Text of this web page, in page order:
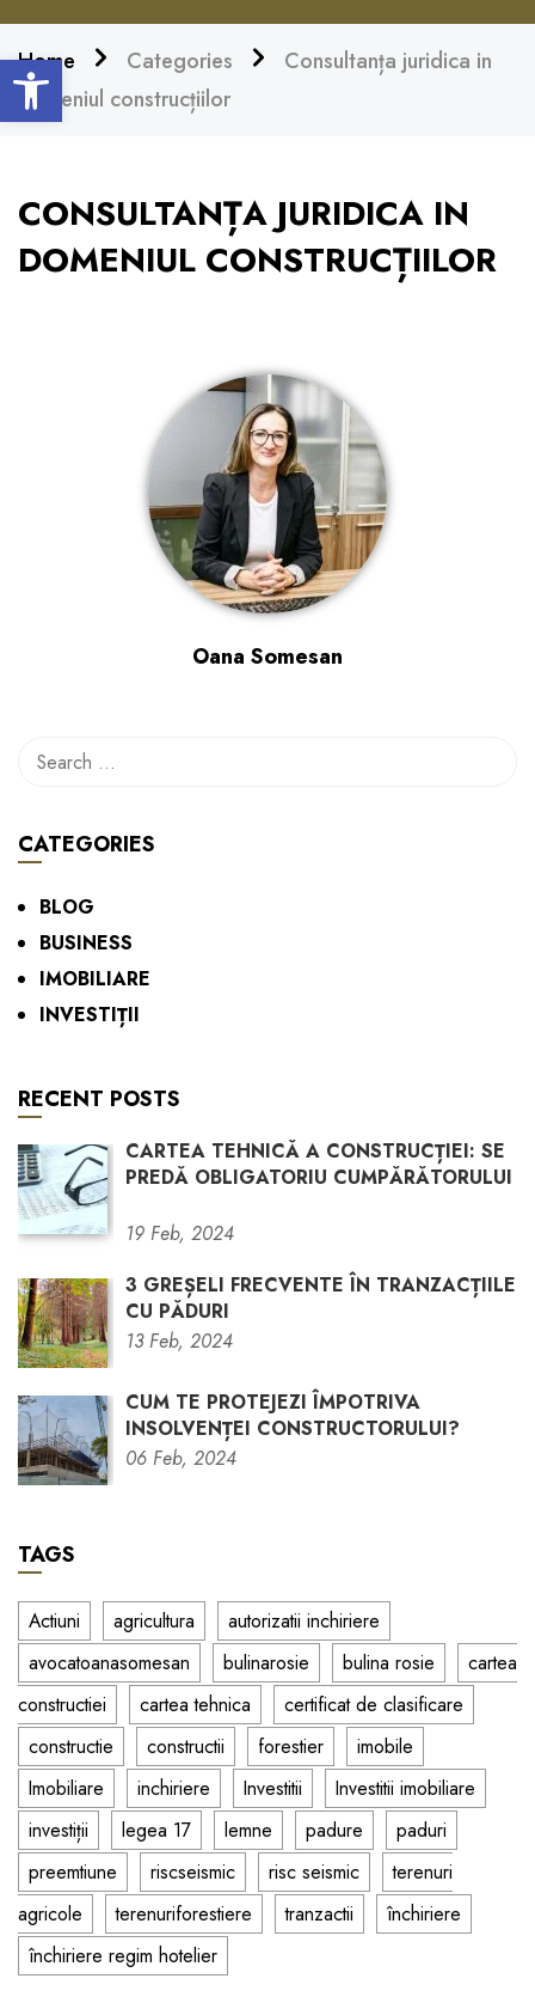
Open toolbar
Home Categories
Consultanța juridica in
domeniul construcțiilor
CONSULTANȚA JURIDICA IN
DOMENIUL CONSTRUCȚIILOR
Oana Somesan
CATEGORIES
BLOG
BUSINESS
IMOBILIARE
INVESTIȚII
RECENT POSTS
CARTEA TEHNICĂ A CONSTRUCȚIEI: SE
PREDĂ OBLIGATORIU CUMPĂRĂTORULUI
19 Feb, 2024
3 GREȘELI FRECVENTE ÎN TRANZACȚIILE
CU PĂDURI
13 Feb, 2024
CUM TE PROTEJEZI ÎMPOTRIVA
INSOLVENȚEI CONSTRUCTORULUI?
06 Feb, 2024
TAGS
Actiuni agricultura
autorizatii inchiriere
avocatoanasomesan
bulinarosie bulina rosie
cartea
constructiei
cartea tehnica
certificat de clasificare
constructie
constructii forestier
imobile
Imobiliare
inchiriere Investitii
Investitii imobiliare
investiții
legea 17 lemne padure
paduri
preemtiune
riscseismic risc seismic
terenuri
agricole
terenuriforestiere tranzactii
închiriere
închiriere regim hotelier